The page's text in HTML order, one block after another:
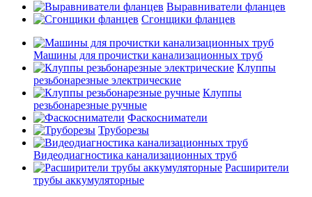
Выравниватели фланцев
Сгонщики фланцев
Машины для прочистки канализационных труб
Клуппы
резьбонарезные электрические
Клуппы
резьбонарезные ручные
Фаскосниматели
Труборезы
Видеодиагностика канализационных труб
Расширители
трубы аккумуляторные